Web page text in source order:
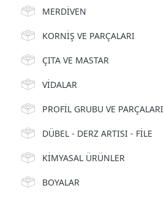
MERDİVEN
KORNİŞ VE PARÇALARI
ÇITA VE MASTAR
VİDALAR
PROFİL GRUBU VE PARÇALARI
DÜBEL - DERZ ARTISI - FİLE
KİMYASAL ÜRÜNLER
BOYALAR